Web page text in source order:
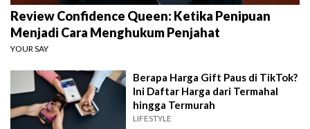
Review Confidence Queen: Ketika Penipuan
Menjadi Cara Menghukum Penjahat
YOUR SAY
Berapa Harga Gift Paus di TikTok?
Ini Daftar Harga dari Termahal
hingga Termurah
LIFESTYLE